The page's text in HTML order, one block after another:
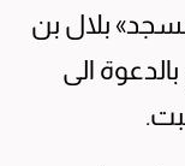
بلال بن
الى